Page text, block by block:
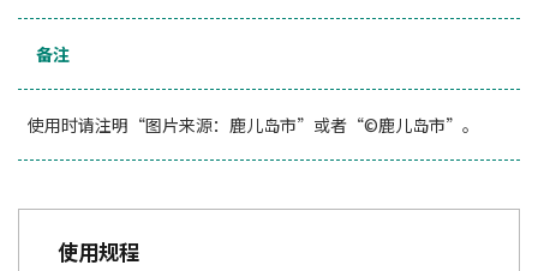
备注
使用时请注明“图片来源：鹿儿岛市”或者“©鹿儿岛市”。
使用规程